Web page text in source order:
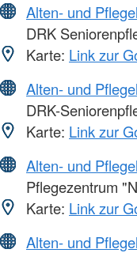
Alten- und
DRK
Karte: Link zur
Alten- und
DRK-
Karte: Link zur
Alten- und
Pflegezentrum
Karte: Link zur
Alten- und